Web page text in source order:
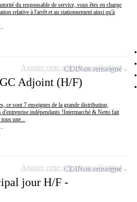
du responsable de service, vous êtes en charge
relative à l'arrêt et au stationnement ainsi qu'à
Adjoint (H/F)
ce sont 7 enseignes de la grande distribution,
d'entreprise indépendants !Intermarché & Netto fait
une...
CDINon renseigné
Ajouter cette offre à ma sélection
jour H/F -
CDINon renseigné
Ajouter cette offre à ma sélection